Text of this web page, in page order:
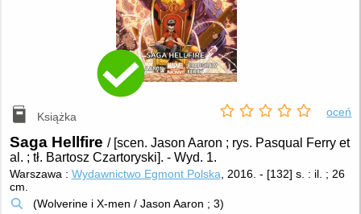
Książka oceń
Saga Hellfire / [scen. Jason Aaron ; rys. Pasqual Ferry et
al. ; tł. Bartosz Czartoryski]. - Wyd. 1.
Warszawa : Wydawnictwo Egmont Polska, 2016. - [132] s. : il. ; 26
cm.
(Wolverine i X-men / Jason Aaron ; 3)